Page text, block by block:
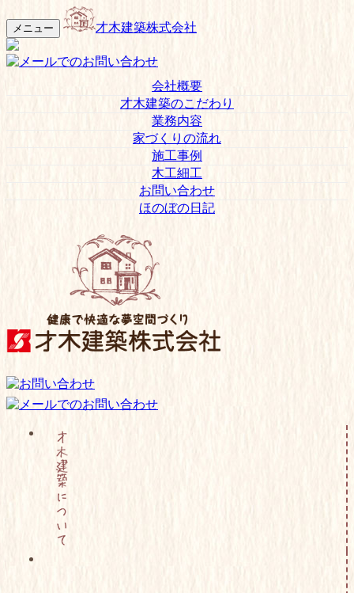
メニュー 才木建築株式会社
会社概要
才木建築のこだわり
業務内容
家づくりの流れ
施工事例
木工細工
お問い合わせ
ほのぼの日記